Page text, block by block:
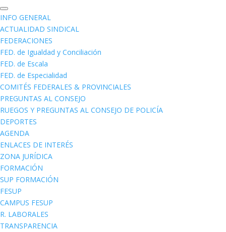
INFO GENERAL
ACTUALIDAD SINDICAL
FEDERACIONES
FED. de Igualdad y Conciliación
FED. de Escala
FED. de Especialidad
COMITÉS FEDERALES & PROVINCIALES
PREGUNTAS AL CONSEJO
RUEGOS Y PREGUNTAS AL CONSEJO DE POLICÍA
DEPORTES
AGENDA
ENLACES DE INTERÉS
ZONA JURÍDICA
FORMACIÓN
SUP FORMACIÓN
FESUP
CAMPUS FESUP
R. LABORALES
TRANSPARENCIA